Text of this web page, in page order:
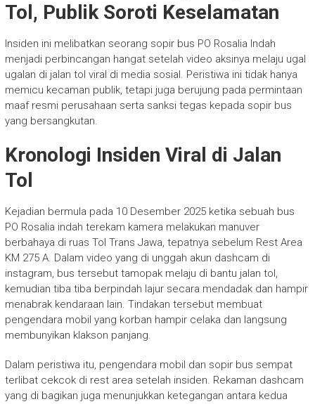
Tol, Publik Soroti Keselamatan
Insiden ini melibatkan seorang sopir bus PO Rosalia Indah
menjadi perbincangan hangat setelah video aksinya melaju ugal
ugalan di jalan tol viral di media sosial. Peristiwa ini tidak hanya
memicu kecaman publik, tetapi juga berujung pada permintaan
maaf resmi perusahaan serta sanksi tegas kepada sopir bus
yang bersangkutan.
Kronologi Insiden Viral di Jalan
Tol
Kejadian bermula pada 10 Desember 2025 ketika sebuah bus
PO Rosalia indah terekam kamera melakukan manuver
berbahaya di ruas Tol Trans Jawa, tepatnya sebelum Rest Area
KM 275 A. Dalam video yang di unggah akun dashcam di
instagram, bus tersebut tamopak melaju di bantu jalan tol,
kemudian tiba tiba berpindah lajur secara mendadak dan hampir
menabrak kendaraan lain. Tindakan tersebut membuat
pengendara mobil yang korban hampir celaka dan langsung
membunyikan klakson panjang.
Dalam peristiwa itu, pengendara mobil dan sopir bus sempat
terlibat cekcok di rest area setelah insiden. Rekaman dashcam
yang di bagikan juga menunjukkan ketegangan antara kedua